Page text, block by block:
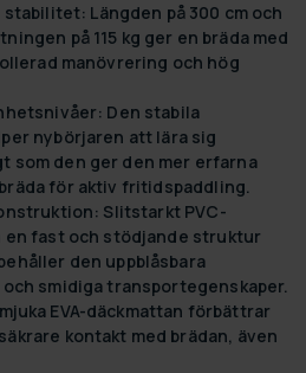
stabilitet: Längden på 300 cm och
på 115 kg ger en bräda med
manövrering och hög
Den stabila
nybörjaren att lära sig
som den ger den mer erfarna
för aktiv fritidspaddling.
Slitstarkt PVC-
en fast och stödjande struktur
den uppblåsbara
smidiga transportegenskaper.
EVA-däckmattan förbättrar
kontakt med brädan, även